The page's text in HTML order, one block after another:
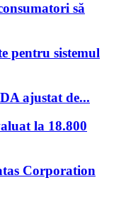
să
pentru sistemul
ajustat de...
la 18.800
Corporation